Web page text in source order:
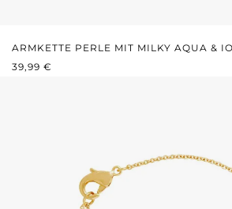
ARMKETTE PERLE MIT MILKY AQUA &
REGULÄRER PREIS:
39,99 €